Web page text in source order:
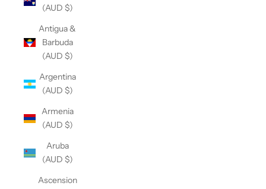
(AUD $)
Antigua &
Barbuda
(AUD $)
Argentina
(AUD $)
Armenia
(AUD $)
Aruba
(AUD $)
Ascension